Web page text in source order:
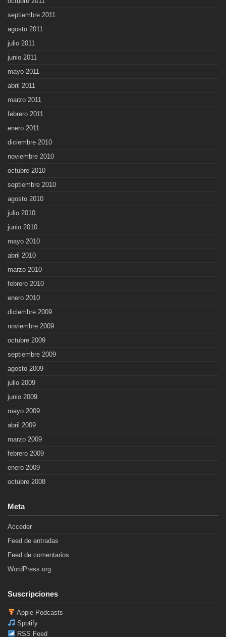
septiembre 2011
agosto 2011
julio 2011
junio 2011
mayo 2011
abril 2011
marzo 2011
febrero 2011
enero 2011
diciembre 2010
noviembre 2010
octubre 2010
septiembre 2010
agosto 2010
julio 2010
junio 2010
mayo 2010
abril 2010
marzo 2010
febrero 2010
enero 2010
diciembre 2009
noviembre 2009
octubre 2009
septiembre 2009
agosto 2009
julio 2009
junio 2009
mayo 2009
abril 2009
marzo 2009
febrero 2009
enero 2009
octubre 2008
Meta
Acceder
Feed de entradas
Feed de comentarios
WordPress.org
Suscripciones
Apple Podcasts
Spotify
RSS Feed